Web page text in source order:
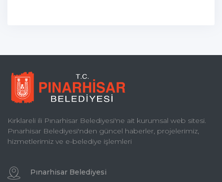
Kırklareli ili Pınarhisar Belediyesi'ne ait kurumsal web sitesi.
Pınarhisar Belediyesi'nden güncel haberler, projelerimiz,
hizmetlerimiz ve e-belediye işlemleri
Pınarhisar Belediyesi